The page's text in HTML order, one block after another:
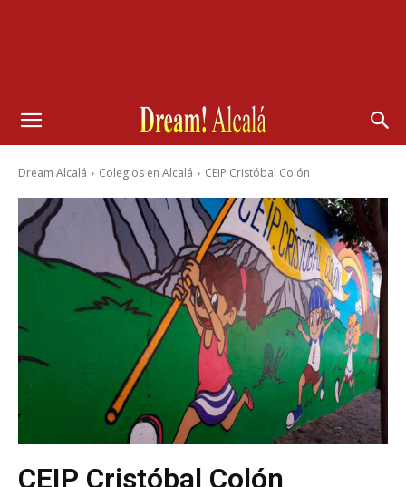
Dream Alcalá Colegios en Alcalá CEIP Cristóbal Colón
CEIP Cristóbal Colón